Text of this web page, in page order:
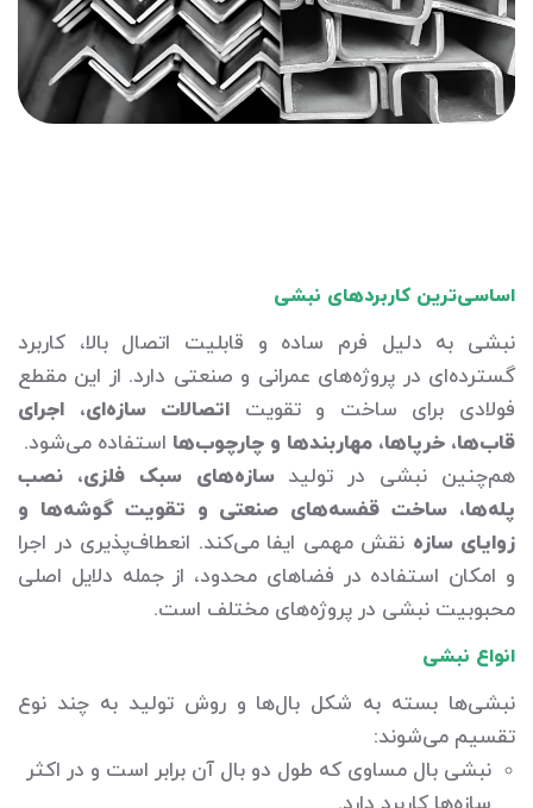
اساسی‌ترین کاربردهای نبشی
نبشی به دلیل فرم ساده و قابلیت اتصال بالا، کاربرد
گسترده‌ای در پروژه‌های عمرانی و صنعتی دارد. از این مقطع
فولادی برای ساخت و تقویت اتصالات سازه‌ای، اجرای
قاب‌ها، خرپاها، مهاربندها و چارچوب‌ها استفاده می‌شود.
هم‌چنین نبشی در تولیدسازه‌های سبک فلزی، نصب
پله‌ها، ساخت قفسه‌های صنعتی و تقویت گوشه‌ها و
زوایای سازه نقش مهمی ایفا می‌کند. انعطاف‌پذیری در اجرا
و امکان استفاده در فضاهای محدود، از جمله دلایل اصلی
محبوبیت نبشی در پروژه‌های مختلف است.
انواع نبشی
نبشی‌ها بسته به شکل بال‌ها و روش تولید به چند نوع
تقسیم می‌شوند:
نبشی بال مساوی که طول دو بال آن برابر است و در اکثر